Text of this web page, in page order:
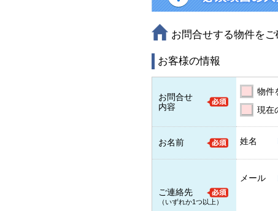
お問合せする物件を
お客様の情報
お問合せ
内容
物件
現在
お名前 姓名
ご連絡先
（いずれか1つ以上）
メール